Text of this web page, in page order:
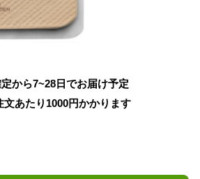
から7~28日でお届け予定
文あたり 1000円かかります